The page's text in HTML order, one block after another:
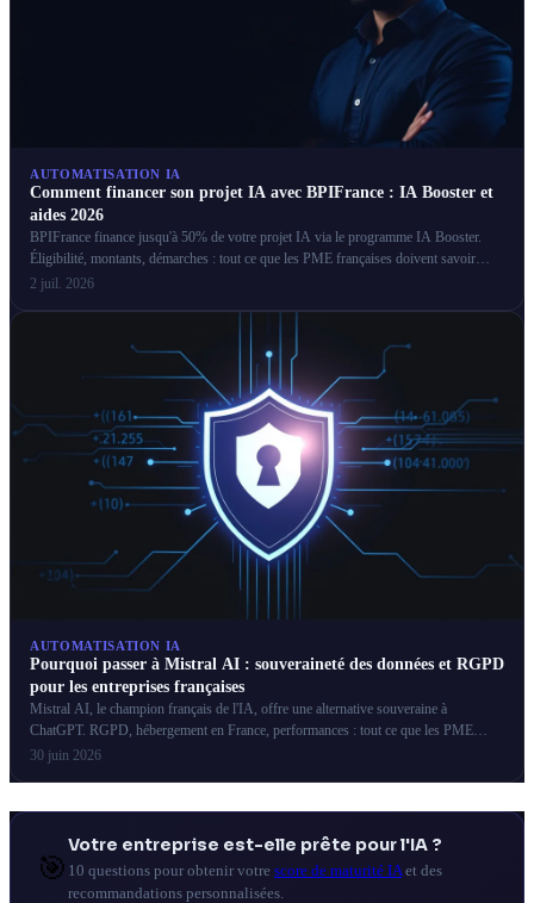
AUTOMATISATION IA
Comment financer son projet IA avec BPIFrance : IA Booster et
aides 2026
BPIFrance finance jusqu'à 50% de votre projet IA via le programme IA Booster.
Éligibilité, montants, démarches : tout ce que les PME françaises doivent savoir
pour obtenir ces aides.
2 juil. 2026
AUTOMATISATION IA
Pourquoi passer à Mistral AI : souveraineté des données et RGPD
pour les entreprises françaises
Mistral AI, le champion français de l'IA, offre une alternative souveraine à
ChatGPT. RGPD, hébergement en France, performances : tout ce que les PME
françaises doivent savoir.
30 juin 2026
🎯
Votre entreprise est-elle prête pour l'IA ?
10 questions pour obtenir votre score de maturité IA et des
recommandations personnalisées.